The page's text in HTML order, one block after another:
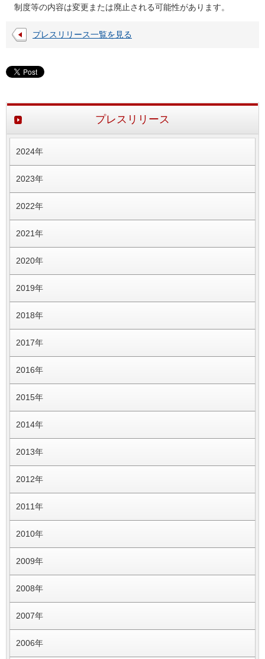
制度等の内容は変更または廃止される可能性があります。
プレスリリース一覧を見る
プレスリリース
2024年
2023年
2022年
2021年
2020年
2019年
2018年
2017年
2016年
2015年
2014年
2013年
2012年
2011年
2010年
2009年
2008年
2007年
2006年